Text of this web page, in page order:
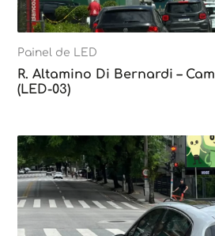
Painel de LED
R. Altamino Di Bernardi –
(LED-03)